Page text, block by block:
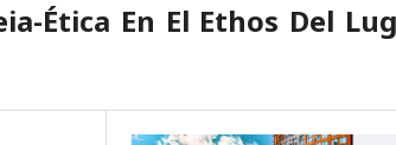
Ética En El Ethos Del